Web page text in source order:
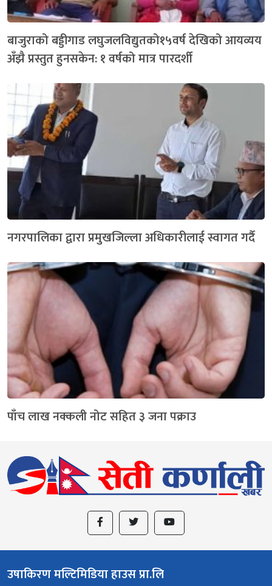
बाजुराको बड्डीगाड लघुजलविद्युतको१५वर्ष देखिको आयव्यय
अँझै प्रस्तुत हुनसकेन: १ वर्षको मात्र पारदर्शी
नगरपालिका द्वारा प्रमुखजिल्ला अधिकारीलाई स्वागत गर्दै
पाँच लाख नक्कली नोट सहित ३ जना पक्राउ
उषाकिरण मल्टिमिडिया हाउस प्रा.लि